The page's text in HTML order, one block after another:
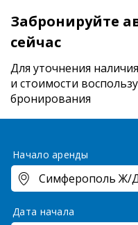
Забронируйте
сейчас
Для уточнения
и стоимости
бронирования
Начало аренды
Дата начала